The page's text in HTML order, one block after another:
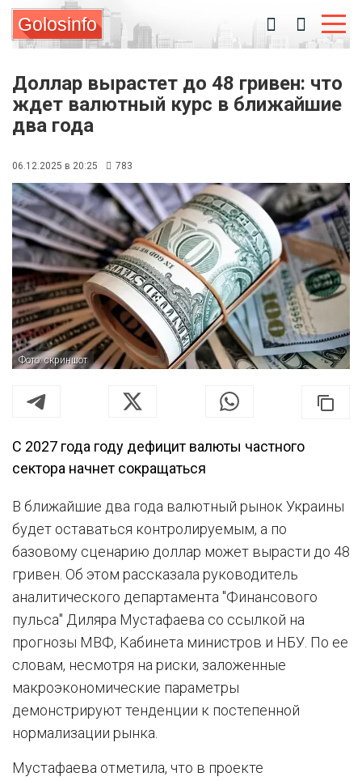
Golosinfo
Доллар вырастет до 48 гривен: что
ждет валютный курс в ближайшие
два года
06.12.2025 в 20:25 783
Фото: скриншот
С 2027 года году дефицит валюты частного
сектора начнет сокращаться
В ближайшие два года валютный рынок Украины
будет оставаться контролируемым, а по
базовому сценарию доллар может вырасти до 48
гривен. Об этом рассказала руководитель
аналитического департамента "Финансового
пульса" Диляра Мустафаева со ссылкой на
прогнозы МВФ, Кабинета министров и НБУ. По ее
словам, несмотря на риски, заложенные
макроэкономические параметры
демонстрируют тенденции к постепенной
нормализации рынка.
Мустафаева отметила, что в проекте